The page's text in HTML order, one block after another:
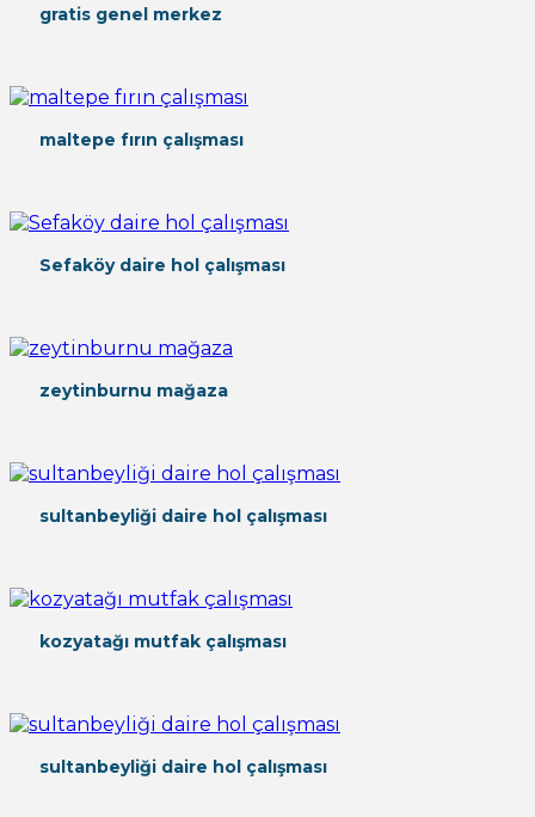
gratis genel merkez
maltepe fırın çalışması
Sefaköy daire hol çalışması
zeytinburnu mağaza
sultanbeyliği daire hol çalışması
kozyatağı mutfak çalışması
sultanbeyliği daire hol çalışması